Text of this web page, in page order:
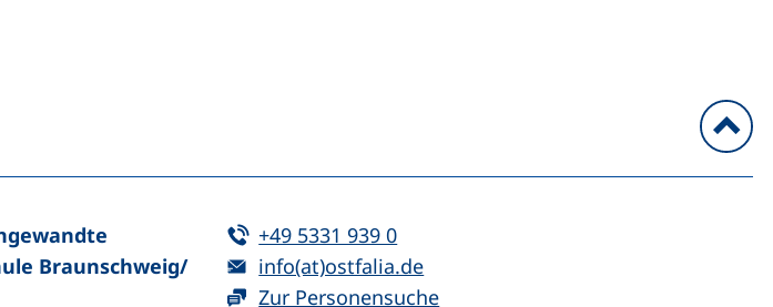
Fenster)
neues Fenster)
Braunschweig/​
Tel:
+49 5331 939 0(startet einen Telefonanruf, wenn Ihr
E-Mail:
info(at)ostfalia.de(öffnet Ihr E-Mail-Programm)
Zur Personensuche